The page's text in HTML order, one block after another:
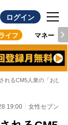
ログイン
イフ マネー
れるCM5人衆の「おひ
19:00 女性セブン